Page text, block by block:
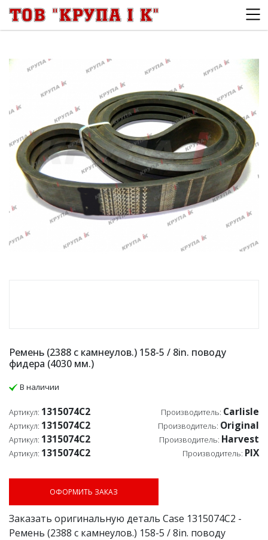
Ремень (2388 с камнеулов.) 158-5 / 8in. поводу
фидера (4030 мм.)
В наличии
Артикул: 1315074C2 Производитель: Carlisle
Артикул: 1315074C2 Производитель: Original
Артикул: 1315074C2 Производитель: Harvest
Артикул: 1315074C2 Производитель: PIX
ОФОРМИТЬ ЗАКАЗ
Заказать оригинальную деталь Case 1315074C2 -
Ремень (2388 с камнеулов.) 158-5 / 8in. поводу